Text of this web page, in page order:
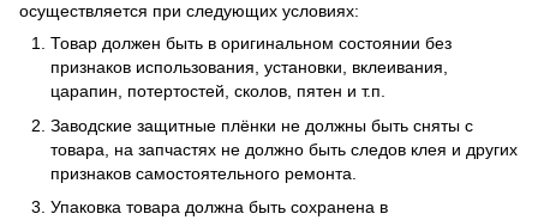
осуществляется при следующих условиях:
Товар должен быть в оригинальном состоянии без
признаков использования, установки, вклеивания,
царапин, потертостей, сколов, пятен и т.п.
Заводские защитные плёнки не должны быть сняты с
товара, на запчастях не должно быть следов клея и других
признаков самостоятельного ремонта.
Упаковка товара должна быть сохранена в